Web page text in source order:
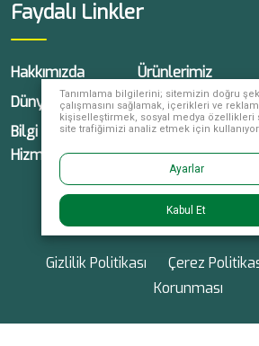
Faydalı Linkler
Hakkımızda Ürünlerimiz
Dünyada Yüksel
Kariyer
Bilgi Toplumu
Hizmetleri
© 2026 Yüksel Tohum, tüm
Gizlilik Politikası Çerez
Korunması
Tanımlama bilgilerini; sitemizin doğru
çalışmasını sağlamak, içerikleri ve
kişiselleştirmek, sosyal medya özellikleri
site trafiğimizi analiz etmek için
Ayarlar
Kabul Et